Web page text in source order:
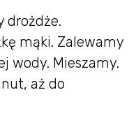
drożdże.
mąki. Zalewamy
wody. Mieszamy.
aż do